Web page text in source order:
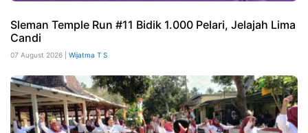
Sleman Temple Run #11 Bidik 1.000 Pelari, Jelajah Lima
Candi
07 August 2026 | Wijatma T S